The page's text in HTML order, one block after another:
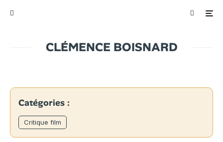
CLÉMENCE BOISNARD
Catégories :
Critique film